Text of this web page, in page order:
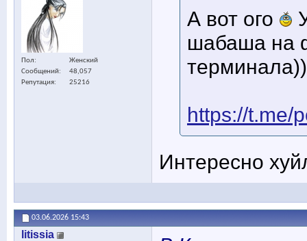
Пол
Женский
Сообщений
48,057
Репутация
25216
А вот ого
шабаша на
https://t.me/
Интересно
03.06.2026 15:43
litissia